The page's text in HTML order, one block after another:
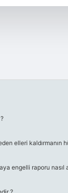
elleri kaldırmanın
engelli raporu nasıl